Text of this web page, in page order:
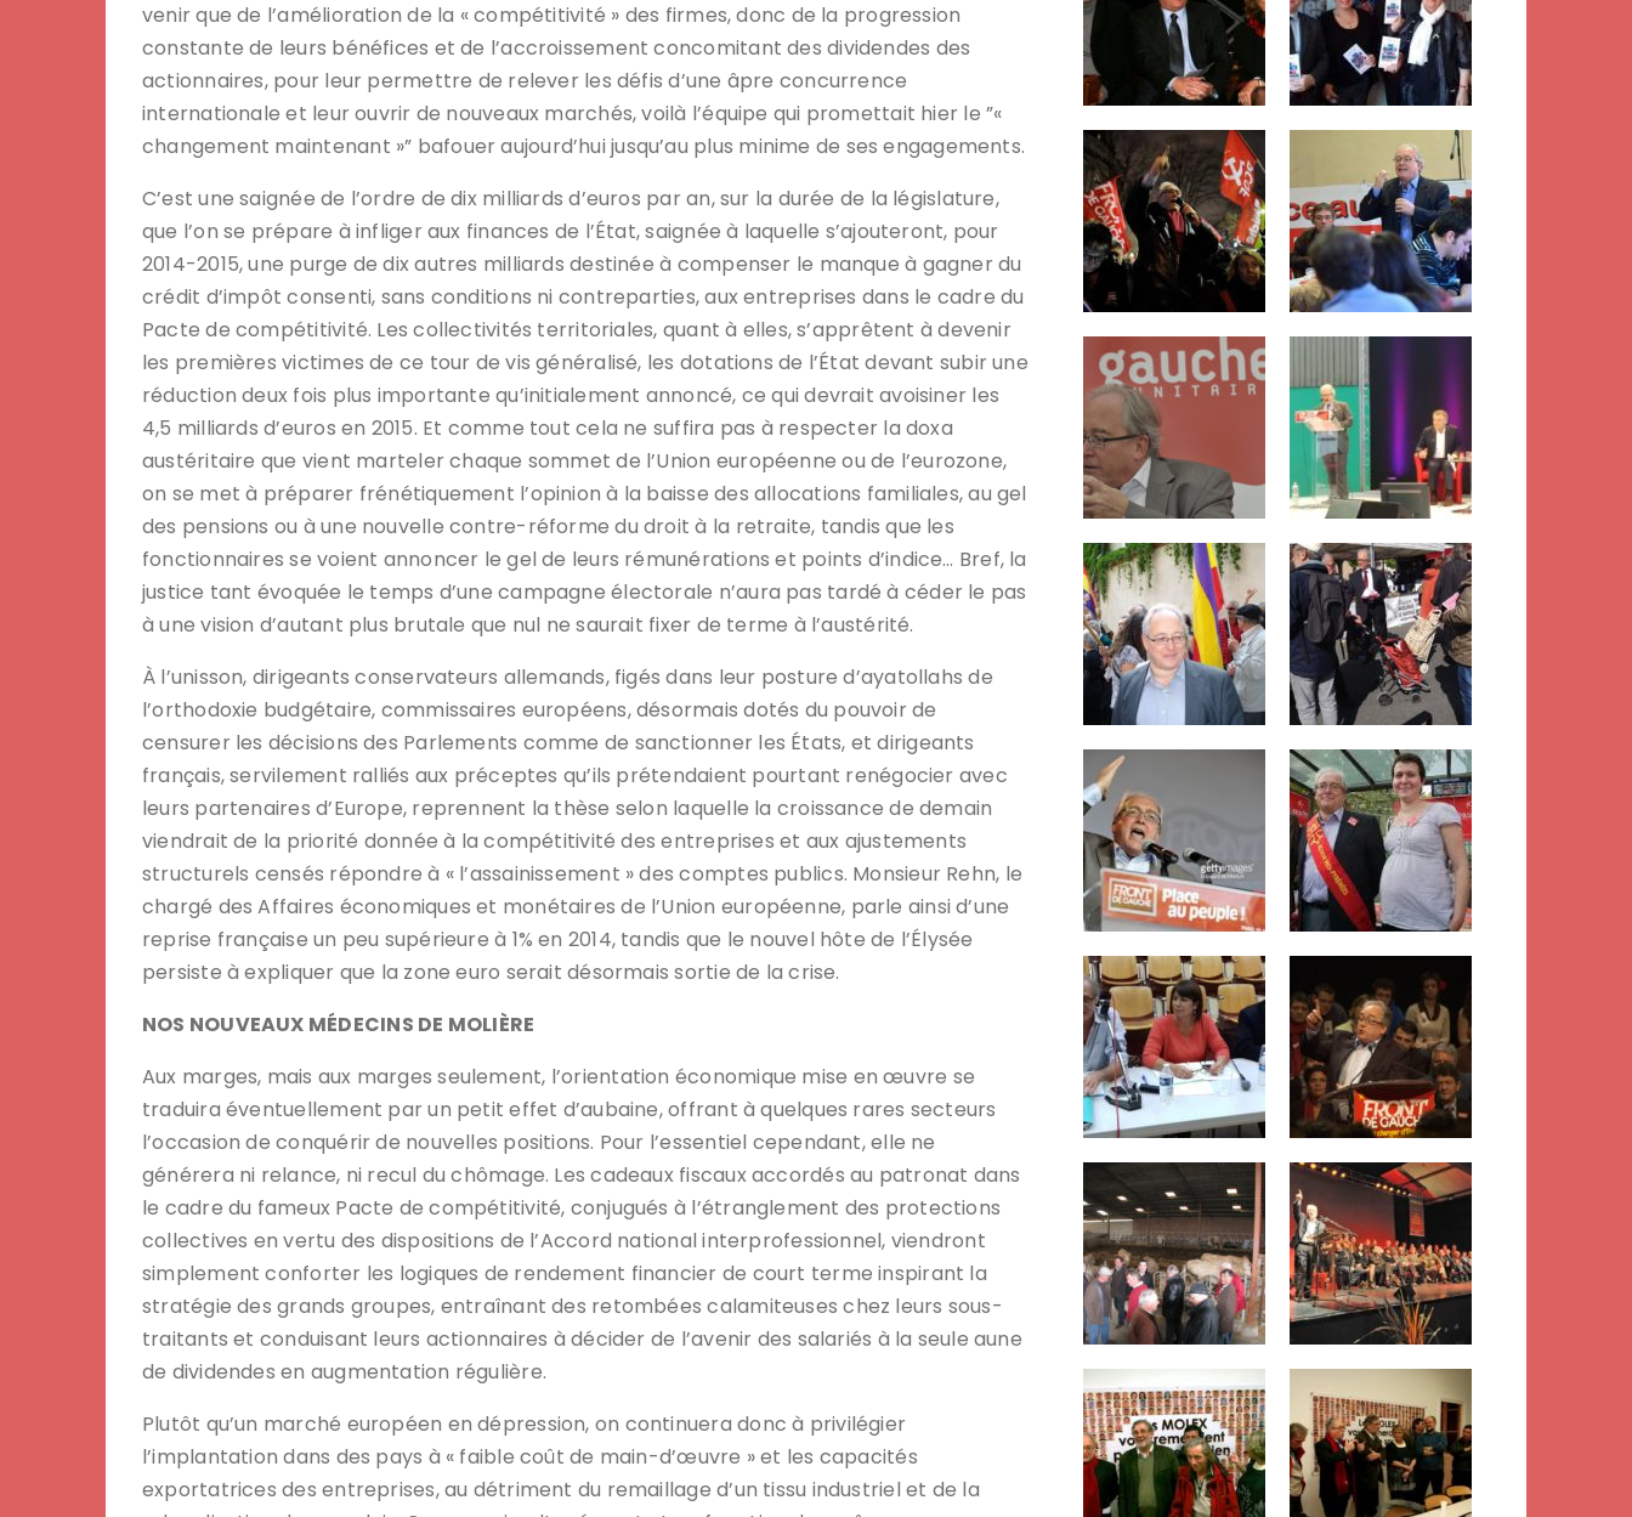
venir que de l’amélioration de la « compétitivité » des firmes, donc de la progression
constante de leurs bénéfices et de l’accroissement concomitant des dividendes des
actionnaires, pour leur permettre de relever les défis d’une âpre concurrence
internationale et leur ouvrir de nouveaux marchés, voilà l’équipe qui promettait hier le ”«
changement maintenant »” bafouer aujourd’hui jusqu’au plus minime de ses engagements.
C’est une saignée de l’ordre de dix milliards d’euros par an, sur la durée de la législature,
que l’on se prépare à infliger aux finances de l’État, saignée à laquelle s’ajouteront, pour
2014-2015, une purge de dix autres milliards destinée à compenser le manque à gagner du
crédit d’impôt consenti, sans conditions ni contreparties, aux entreprises dans le cadre du
Pacte de compétitivité. Les collectivités territoriales, quant à elles, s’apprêtent à devenir
les premières victimes de ce tour de vis généralisé, les dotations de l’État devant subir une
réduction deux fois plus importante qu’initialement annoncé, ce qui devrait avoisiner les
4,5 milliards d’euros en 2015. Et comme tout cela ne suffira pas à respecter la doxa
austéritaire que vient marteler chaque sommet de l’Union européenne ou de l’eurozone,
on se met à préparer frénétiquement l’opinion à la baisse des allocations familiales, au gel
des pensions ou à une nouvelle contre-réforme du droit à la retraite, tandis que les
fonctionnaires se voient annoncer le gel de leurs rémunérations et points d’indice… Bref, la
justice tant évoquée le temps d’une campagne électorale n’aura pas tardé à céder le pas
à une vision d’autant plus brutale que nul ne saurait fixer de terme à l’austérité.
À l’unisson, dirigeants conservateurs allemands, figés dans leur posture d’ayatollahs de
l’orthodoxie budgétaire, commissaires européens, désormais dotés du pouvoir de
censurer les décisions des Parlements comme de sanctionner les États, et dirigeants
français, servilement ralliés aux préceptes qu’ils prétendaient pourtant renégocier avec
leurs partenaires d’Europe, reprennent la thèse selon laquelle la croissance de demain
viendrait de la priorité donnée à la compétitivité des entreprises et aux ajustements
structurels censés répondre à « l’assainissement » des comptes publics. Monsieur Rehn, le
chargé des Affaires économiques et monétaires de l’Union européenne, parle ainsi d’une
reprise française un peu supérieure à 1% en 2014, tandis que le nouvel hôte de l’Élysée
persiste à expliquer que la zone euro serait désormais sortie de la crise.
NOS NOUVEAUX MÉDECINS DE MOLIÈRE
Aux marges, mais aux marges seulement, l’orientation économique mise en œuvre se
traduira éventuellement par un petit effet d’aubaine, offrant à quelques rares secteurs
l’occasion de conquérir de nouvelles positions. Pour l’essentiel cependant, elle ne
générera ni relance, ni recul du chômage. Les cadeaux fiscaux accordés au patronat dans
le cadre du fameux Pacte de compétitivité, conjugués à l’étranglement des protections
collectives en vertu des dispositions de l’Accord national interprofessionnel, viendront
simplement conforter les logiques de rendement financier de court terme inspirant la
stratégie des grands groupes, entraînant des retombées calamiteuses chez leurs sous-
traitants et conduisant leurs actionnaires à décider de l’avenir des salariés à la seule aune
de dividendes en augmentation régulière.
Plutôt qu’un marché européen en dépression, on continuera donc à privilégier
l’implantation dans des pays à « faible coût de main-d’œuvre » et les capacités
exportatrices des entreprises, au détriment du remaillage d’un tissu industriel et de la